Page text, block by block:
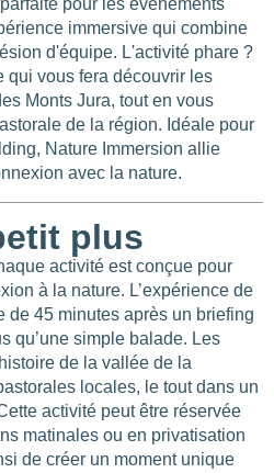
pour les événements
immersive qui combine
d'équipe. L'activité phare ?
qui vous fera découvrir les
Monts Jura, tout en vous
de la région. Idéale pour
Nature Immersion allie
avec la nature.
plus
activité est conçue pour
à la nature. L’expérience de
de 45 minutes après un briefing
qu’une simple balade. Les
de la vallée de la
locales, le tout dans un
activité peut être réservée
matinales ou en privatisation
de créer un moment unique
154
110
67